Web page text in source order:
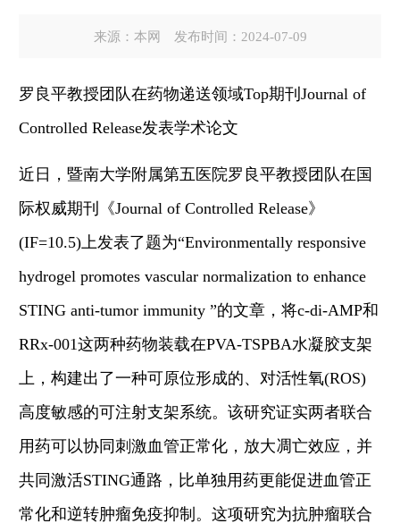
来源：本网 发布时间：2024-07-09
罗良平教授团队在药物递送领域Top期刊 Journal of
Controlled Release发表学术论文
近日， 暨南大学附属第五医院罗良平教授团队在国
际权威期刊
《Journal of Controlled Release》
(IF=10.5) 上发表了题为“Environmentally responsive
hydrogel promotes vascular normalization to enhance
STING anti-tumor immunity ”的文章 ， 将c-di-AMP和
RRx-001这两种药物装载在PVA-TSPBA水凝胶支架
上，构建出了一种可原位形成的、对活性氧(ROS)
高度敏感的可注射支架系统。该研究证实两者联合
用药可以协同刺激血管正常化，放大凋亡效应，并
共同激活STING通路 ， 比单独用药更能促进血管正
常化和逆转肿瘤免疫抑制。 这项研究为抗肿瘤联合